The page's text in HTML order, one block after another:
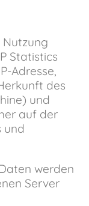
Nutzung
Statistics
Adresse,
des
und
auf der
und
werden
Server